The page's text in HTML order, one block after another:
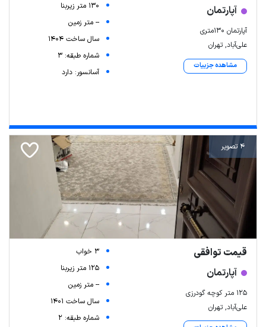
آپارتمان
آپارتمان 130متری
علی‌آباد, تهران
مشاهده جزییات
130 متر زیربنا
-- متر زمین
سال ساخت 1404
شماره طبقه: 3
آسانسور: دارد
4 تصویر
قیمت توافقی
آپارتمان
۱۲۵ متر کوچه گودرزی
علی‌آباد, تهران
3 خواب
125 متر زیربنا
-- متر زمین
سال ساخت 1401
شماره طبقه: 2